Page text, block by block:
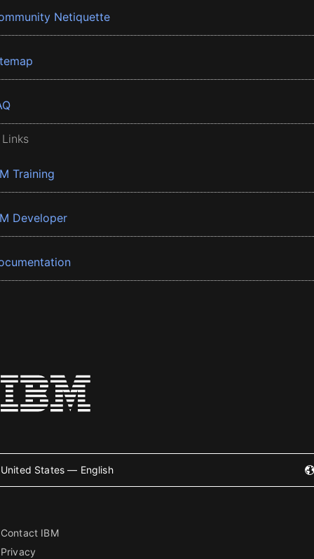
Netiquette
Training
Developer
United States — English
Contact IBM
Privacy